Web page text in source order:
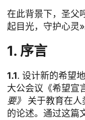
在此背景下，圣父
起目光，守护心灵
1. 序言
1.1. 设计新的希望
大公会议《希望宣
要》
关于教育在
的论述。通过这篇